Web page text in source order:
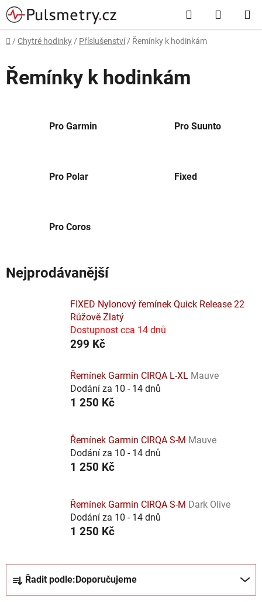
Přejít
na
obsah
Hledat
KOŠÍK
Domů
/ Chytré hodinky / Příslušenství / Řemínky k hodinkám
Řemínky k hodinkám
Pro Garmin Pro Suunto
Pro Polar Fixed
Pro Coros
Nejprodávanější
FIXED Nylonový řemínek Quick Release 22
Růžově Zlatý
Dostupnost cca 14 dnů
299 Kč
Řemínek Garmin CIRQA L-XL Mauve
Dodání za 10 - 14 dnů
1 250 Kč
Řemínek Garmin CIRQA S-M Mauve
Dodání za 10 - 14 dnů
1 250 Kč
Řemínek Garmin CIRQA S-M Dark Olive
Dodání za 10 - 14 dnů
1 250 Kč
Řadit podle: Doporučujeme